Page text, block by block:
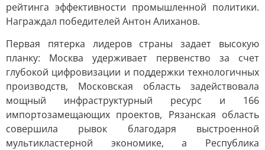
рейтинга эффективности промышленной политики.
Награждал победителей Антон Алиханов.
Первая пятерка лидеров страны задает высокую
планку: Москва удерживает первенство за счет
глубокой цифровизации и поддержки технологичных
производств, Московская область задействовала
мощный инфраструктурный ресурс и 166
импортозамещающих проектов, Рязанская область
совершила рывок благодаря выстроенной
мультикластерной экономике, а Республика